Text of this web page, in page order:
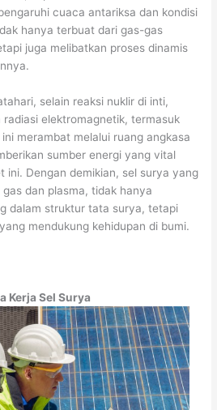
cuaca antariksa dan kondisi
hanya terbuat dari gas-gas
juga melibatkan proses dinamis
selain reaksi nuklir di inti,
elektromagnetik, termasuk
merambat melalui ruang angkasa
sumber energi yang vital
ini. Dengan demikian, sel surya yang
dan plasma, tidak hanya
dalam struktur tata surya, tetapi
mendukung kehidupan di bumi.
Kerja Sel Surya